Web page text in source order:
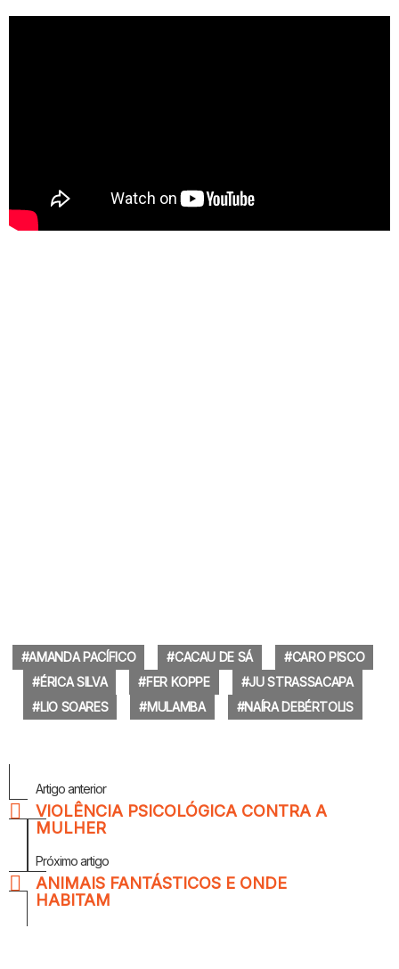
AMANDA PACÍFICO CACAU DE SÁ
CARO PISCO
ÉRICA SILVA
FER KOPPE
JU STRASSACAPA
LIO SOARES
MULAMBA NAÍRA DEBÉRTOLIS
MaisArtigo anterior
VIOLÊNCIA PSICOLÓGICA CONTRA A
MULHER
Próximo artigo
ANIMAIS FANTÁSTICOS E ONDE
HABITAM